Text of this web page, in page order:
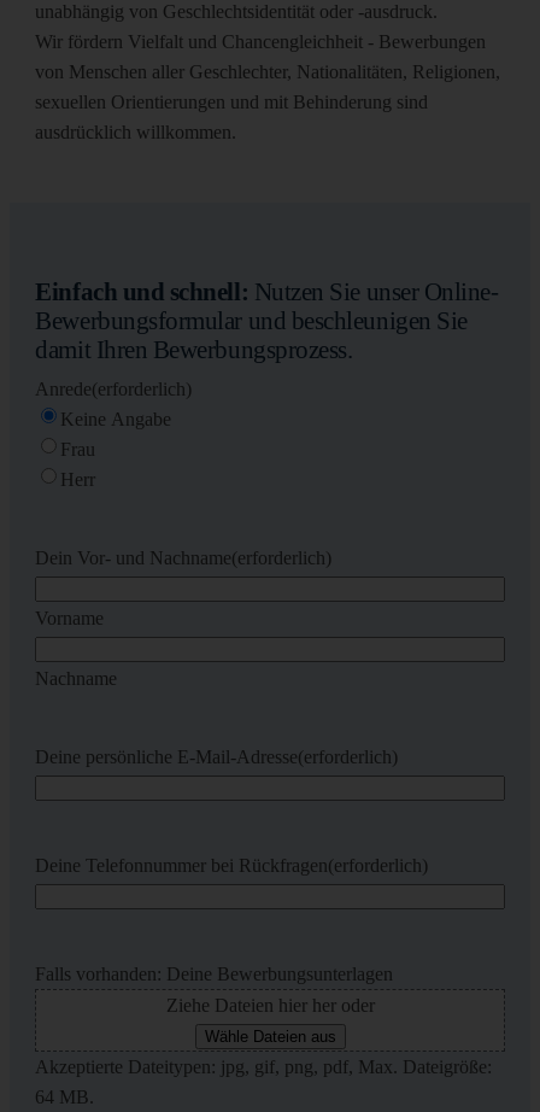
unabhängig von Geschlechtsidentität oder -ausdruck.
Wir fördern Vielfalt und Chancengleichheit - Bewerbungen
von Menschen aller Geschlechter, Nationalitäten, Religionen,
sexuellen Orientierungen und mit Behinderung sind
ausdrücklich willkommen.
Einfach und schnell: Nutzen Sie unser Online-
Bewerbungsformular und beschleunigen Sie
damit Ihren Bewerbungsprozess.
Anrede(erforderlich)
Keine Angabe
Frau
Herr
Dein Vor- und Nachname(erforderlich)
Vorname
Nachname
Deine persönliche E-Mail-Adresse(erforderlich)
Deine Telefonnummer bei Rückfragen(erforderlich)
Falls vorhanden: Deine Bewerbungsunterlagen
Ziehe Dateien hier her oder
Wähle Dateien aus
Akzeptierte Dateitypen: jpg, gif, png, pdf, Max. Dateigröße:
64 MB.